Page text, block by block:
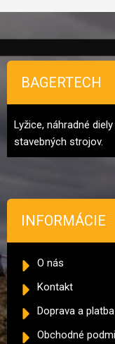
BAGERTECH
Lyžice, náhradné
stavebných strojov.
INFORMÁCIE
O nás
Kontakt
Doprava a platba
Obchodné